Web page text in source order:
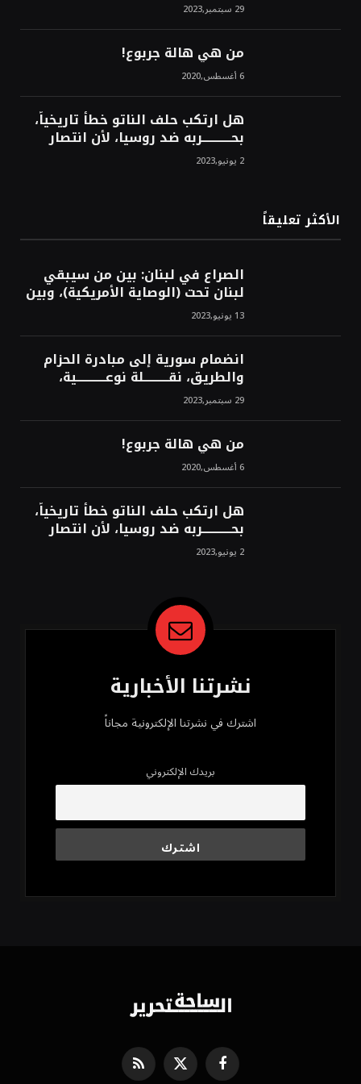
الشرق!محمد محسن29 سبتمبر,2023
من هي هالة جربوع!
6 أغسطس,2020
هل ارتكب حلف الناتو خطأً تاريخياً،
بحــــــــــــربه ضد روسيا، لأن انتصار
روسيا الحتمي، سيفتت الناتو!محمد
محسن 2 يونيو,2023
الأكثر تعليقاً
الصراع في لبنان: بين من سيبقي
لبنان تحت (الوصاية الأمريكية)، وبين
من سيخرج لبنان من النفق الغربي!
محمد محسن13 يونيو,2023
انضمام سورية إلى مبادرة الحزام
والطريق، نقــــــــــلة نوعــــــــــــية،
استراتيجية، تاريخية، نهائية، نحو
الشرق!محمد محسن29 سبتمبر,2023
من هي هالة جربوع!
6 أغسطس,2020
هل ارتكب حلف الناتو خطأً تاريخياً،
بحــــــــــــربه ضد روسيا، لأن انتصار
روسيا الحتمي، سيفتت الناتو!محمد
محسن 2 يونيو,2023
نشرتنا الأخبارية
اشترك في نشرتنا الإلكترونية مجاناً
بريدك الإلكتروني
فيسبوك X
RSS